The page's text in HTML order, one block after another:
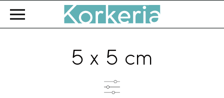
Zum Hauptinhalt springen
5 x 5 cm